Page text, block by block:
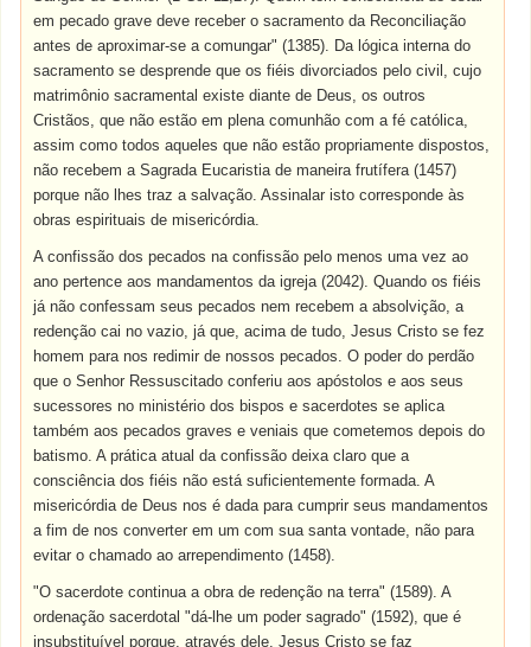
em pecado grave deve receber o sacramento da Reconciliação
antes de aproximar-se a comungar" (1385). Da lógica interna do
sacramento se desprende que os fiéis divorciados pelo civil, cujo
matrimônio sacramental existe diante de Deus, os outros
Cristãos, que não estão em plena comunhão com a fé católica,
assim como todos aqueles que não estão propriamente dispostos,
não recebem a Sagrada Eucaristia de maneira frutífera (1457)
porque não lhes traz a salvação. Assinalar isto corresponde às
obras espirituais de misericórdia.
A confissão dos pecados na confissão pelo menos uma vez ao
ano pertence aos mandamentos da igreja (2042). Quando os fiéis
já não confessam seus pecados nem recebem a absolvição, a
redenção cai no vazio, já que, acima de tudo, Jesus Cristo se fez
homem para nos redimir de nossos pecados. O poder do perdão
que o Senhor Ressuscitado conferiu aos apóstolos e aos seus
sucessores no ministério dos bispos e sacerdotes se aplica
também aos pecados graves e veniais que cometemos depois do
batismo. A prática atual da confissão deixa claro que a
consciência dos fiéis não está suficientemente formada. A
misericórdia de Deus nos é dada para cumprir seus mandamentos
a fim de nos converter em um com sua santa vontade, não para
evitar o chamado ao arrependimento (1458).
"O sacerdote continua a obra de redenção na terra" (1589). A
ordenação sacerdotal "dá-lhe um poder sagrado" (1592), que é
insubstituível porque, através dele, Jesus Cristo se faz